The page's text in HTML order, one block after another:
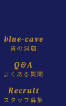
blue-cave
青の洞窟
Q&A
よくある質問
Recruit
スタッフ募集